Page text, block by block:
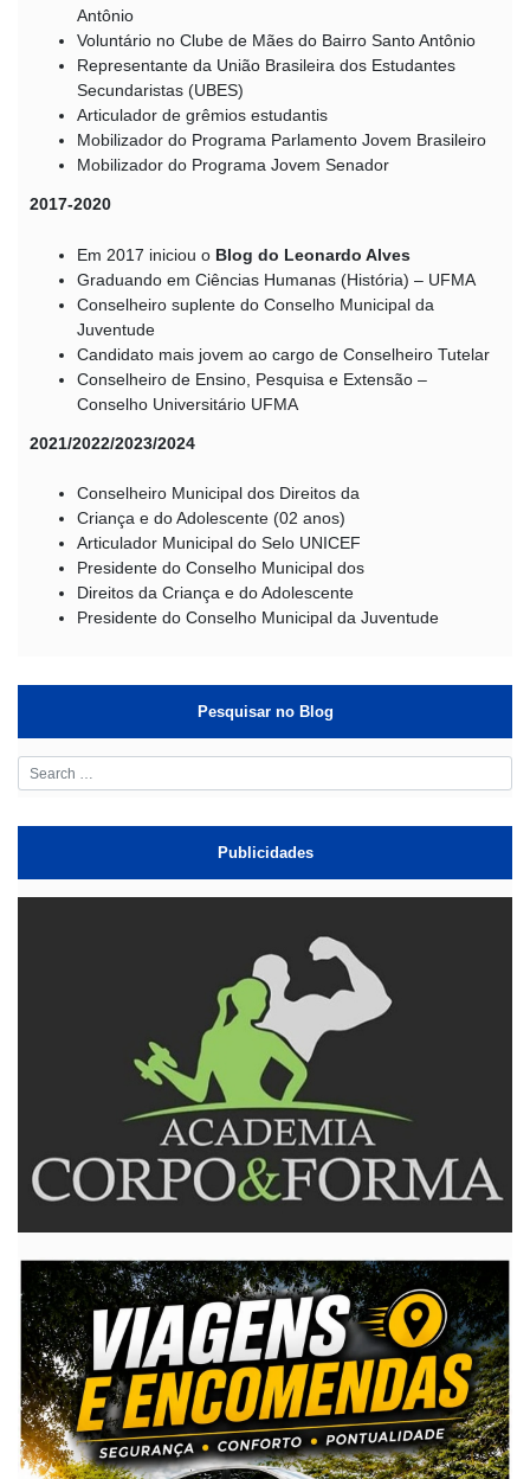
Antônio
Voluntário no Clube de Mães do Bairro Santo Antônio
Representante da União Brasileira dos Estudantes
Secundaristas (UBES)
Articulador de grêmios estudantis
Mobilizador do Programa Parlamento Jovem Brasileiro
Mobilizador do Programa Jovem Senador
2017-2020
Em 2017 iniciou o Blog do Leonardo Alves
Graduando em Ciências Humanas (História) – UFMA
Conselheiro suplente do Conselho Municipal da
Juventude
Candidato mais jovem ao cargo de Conselheiro Tutelar
Conselheiro de Ensino, Pesquisa e Extensão –
Conselho Universitário UFMA
2021/2022/2023/2024
Conselheiro Municipal dos Direitos da
Criança e do Adolescente (02 anos)
Articulador Municipal do Selo UNICEF
Presidente do Conselho Municipal dos
Direitos da Criança e do Adolescente
Presidente do Conselho Municipal da Juventude
Pesquisar no Blog
Publicidades